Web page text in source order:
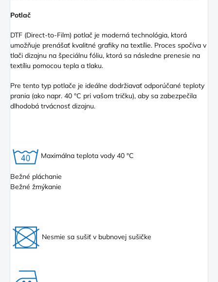
Potlač
DTF (Direct-to-Film) potlač je moderná technológia, ktorá
umožňuje prenášať kvalitné grafiky na textílie. Proces spočíva v
tlači dizajnu na špeciálnu fóliu, ktorá sa následne prenesie na
textíliu pomocou tepla a tlaku.
Pre tento typ potlače je ideálne dodržiavať odporúčané teploty
prania (ako napr. 40 °C pri vašom tričku), aby sa zabezpečila
dlhodobá trvácnosť dizajnu.
Maximálna teplota vody 40 °C
Bežné pláchanie
Bežné žmýkanie
Nesmie sa sušiť v bubnovej sušičke